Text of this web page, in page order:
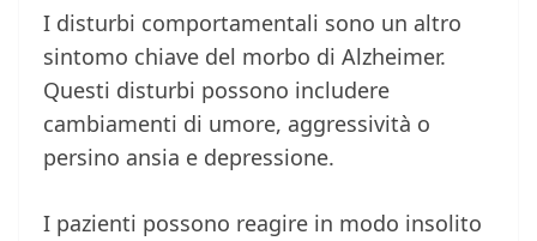
I disturbi comportamentali sono un altro
sintomo chiave del morbo di Alzheimer.
Questi disturbi possono includere
cambiamenti di umore, aggressività o
persino ansia e depressione.
I pazienti possono reagire in modo insolito